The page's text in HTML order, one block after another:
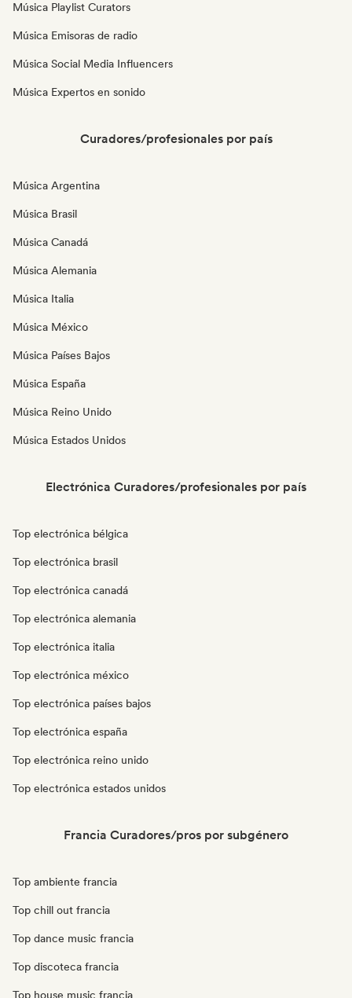
Música Playlist Curators
Música Emisoras de radio
Música Social Media Influencers
Música Expertos en sonido
Curadores/profesionales por país
Música Argentina
Música Brasil
Música Canadá
Música Alemania
Música Italia
Música México
Música Países Bajos
Música España
Música Reino Unido
Música Estados Unidos
Electrónica Curadores/profesionales por país
Top electrónica bélgica
Top electrónica brasil
Top electrónica canadá
Top electrónica alemania
Top electrónica italia
Top electrónica méxico
Top electrónica países bajos
Top electrónica españa
Top electrónica reino unido
Top electrónica estados unidos
Francia Curadores/pros por subgénero
Top ambiente francia
Top chill out francia
Top dance music francia
Top discoteca francia
Top house music francia